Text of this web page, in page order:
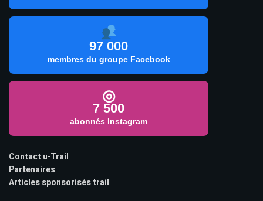
97 000
membres du groupe Facebook
◎
7 500
abonnés Instagram
Contact u-Trail
Partenaires
Articles sponsorisés trail